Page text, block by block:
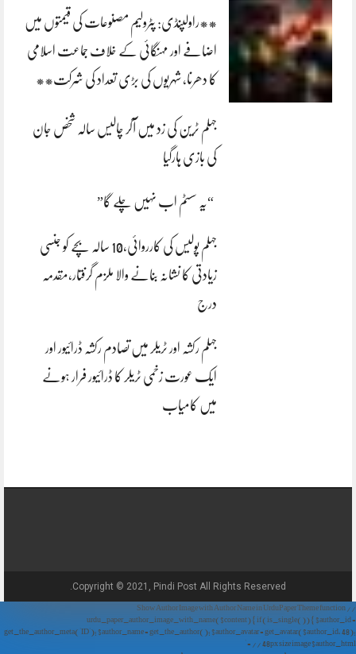
**راولپنڈی: پٹرولیم مصنوعات کی قیمتوں میں
اضافے اور مہنگائی کے خلاف جماعت اسلامی
کا دھرنا، شہریوں کی بڑی تعداد کی شرکت**
جہلم ٹرین کی زد میں آکر چالیس سالہ شخص جان
کی بازی ہارگیا
“یہ سسٹم اب نہیں چلے گا”
جہلم پولیس کی کارروائی،10 سالہ بچے کو جنسی
زیادتی کا نشانہ بنانے والا ملزم گرفتار،مقدمہ
درج
جہلم رکشہ اور ٹریلر میں تصادم رکشہ ڈرائیور اور
ایک عورت زخمی ٹریلر کا ڈرائیور فرار ہونے
میں کامیاب
Copyright © 2021, Pindi Post All Rights Reserved.
// Show Author Image with Author Name in UrduPaper Theme function
urdu_paper_author_image_with_name($content) { if (is_single()) { $author_id =
get_the_author_meta('ID'); $author_name = get_the_author(); $author_avatar = get_avatar($author_id, 48);
// 48px size image $author_html = '